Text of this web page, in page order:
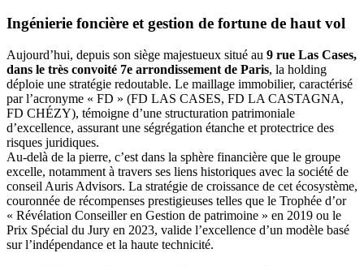
Ingénierie foncière et gestion de fortune de haut vol
Aujourd’hui, depuis son siège majestueux situé au 9 rue Las Cases,
dans le très convoité 7e arrondissement de Paris, la holding
déploie une stratégie redoutable. Le maillage immobilier, caractérisé
par l’acronyme « FD » (FD LAS CASES, FD LA CASTAGNA,
FD CHÉZY), témoigne d’une structuration patrimoniale
d’excellence, assurant une ségrégation étanche et protectrice des
risques juridiques.
Au-delà de la pierre, c’est dans la sphère financière que le groupe
excelle, notamment à travers ses liens historiques avec la société de
conseil Auris Advisors. La stratégie de croissance de cet écosystème,
couronnée de récompenses prestigieuses telles que le Trophée d’or
« Révélation Conseiller en Gestion de patrimoine » en 2019 ou le
Prix Spécial du Jury en 2023, valide l’excellence d’un modèle basé
sur l’indépendance et la haute technicité.